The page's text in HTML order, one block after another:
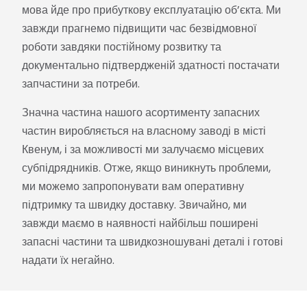
мова йде про прибуткову експлуатацію об’єкта. Ми
завжди прагнемо підвищити час безвідмовної
роботи завдяки постійному розвитку та
документально підтвердженій здатності постачати
запчастини за потреби.
Значна частина нашого асортименту запасних
частин виробляється на власному заводі в місті
Квенум, і за можливості ми залучаємо місцевих
субпідрядників. Отже, якщо виникнуть проблеми,
ми можемо запропонувати вам оперативну
підтримку та швидку доставку. Звичайно, ми
завжди маємо в наявності найбільш поширені
запасні частини та швидкозношувані деталі і готові
надати їх негайно.